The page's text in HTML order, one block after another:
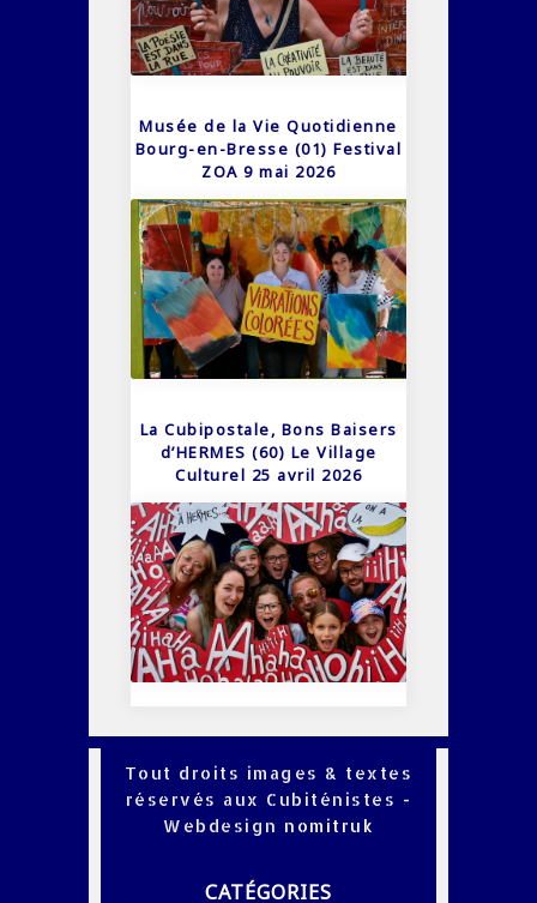
Musée de la Vie Quotidienne
Bourg-en-Bresse (01) Festival
ZOA 9 mai 2026
La Cubipostale, Bons Baisers
d’HERMES (60) Le Village
Culturel 25 avril 2026
Tout droits images & textes
réservés aux Cubiténistes -
Webdesign nomitruk
CATÉGORIES